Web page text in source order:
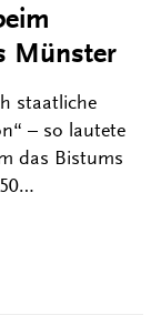
Münster
staatliche
– so lautete
das Bistums